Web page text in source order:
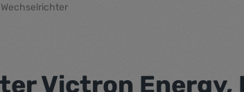
Wechselrichter
von 0 von 5 Sternen
Victron